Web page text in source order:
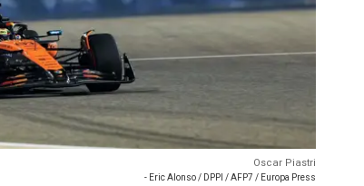
Oscar Piastri
- Eric Alonso / DPPI / AFP7 / Europa Press